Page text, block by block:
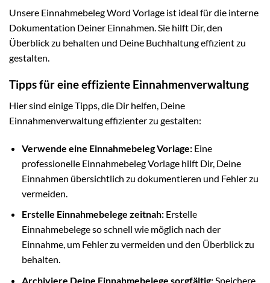
Unsere Einnahmebeleg Word Vorlage ist ideal für die interne
Dokumentation Deiner Einnahmen. Sie hilft Dir, den
Überblick zu behalten und Deine Buchhaltung effizient zu
gestalten.
Tipps für eine effiziente Einnahmenverwaltung
Hier sind einige Tipps, die Dir helfen, Deine
Einnahmenverwaltung effizienter zu gestalten:
Verwende eine Einnahmebeleg Vorlage:Eine
professionelle Einnahmebeleg Vorlage hilft Dir, Deine
Einnahmen übersichtlich zu dokumentieren und Fehler zu
vermeiden.
Erstelle Einnahmebelege zeitnah:Erstelle
Einnahmebelege so schnell wie möglich nach der
Einnahme, um Fehler zu vermeiden und den Überblick zu
behalten.
Archiviere Deine Einnahmebelege sorgfältig:Speichere